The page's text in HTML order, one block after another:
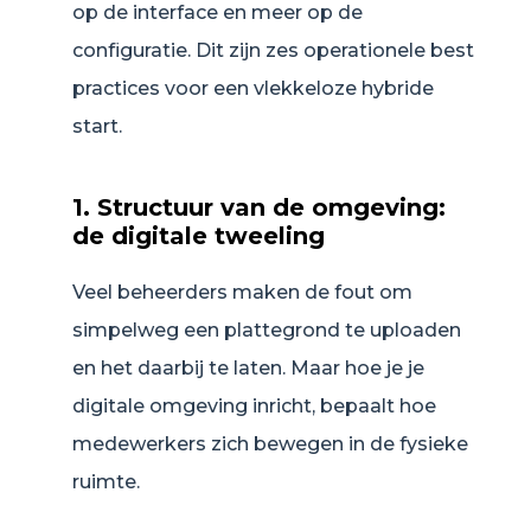
op de interface en meer op de
configuratie. Dit zijn zes operationele best
practices voor een vlekkeloze hybride
start.
1. Structuur van de omgeving:
de digitale tweeling
Veel beheerders maken de fout om
simpelweg een plattegrond te uploaden
en het daarbij te laten. Maar hoe je je
digitale omgeving inricht, bepaalt hoe
medewerkers zich bewegen in de fysieke
ruimte.